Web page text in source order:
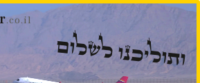
.co.il
לשלום